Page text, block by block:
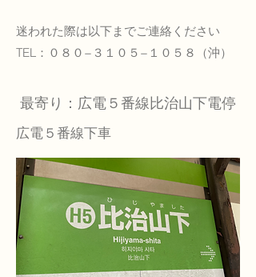
迷われた際は以下までご連絡ください
TEL：０８０−３１０５−１０５８（沖）
​最寄り：広電５番線比治山下電停
広電５番線下車